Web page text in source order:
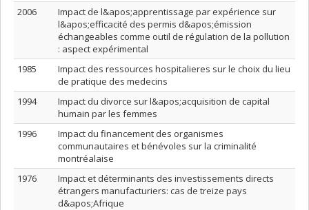
2006
Impact de l&apos;apprentissage par expérience sur
l&apos;efficacité des permis d&apos;émission
échangeables comme outil de régulation de la pollution
: aspect expérimental
1985
Impact des ressources hospitalieres sur le choix du lieu
de pratique des medecins
1994
Impact du divorce sur l&apos;acquisition de capital
humain par les femmes
1996
Impact du financement des organismes
communautaires et bénévoles sur la criminalité
montréalaise
1976
Impact et déterminants des investissements directs
étrangers manufacturiers: cas de treize pays
d&apos;Afrique